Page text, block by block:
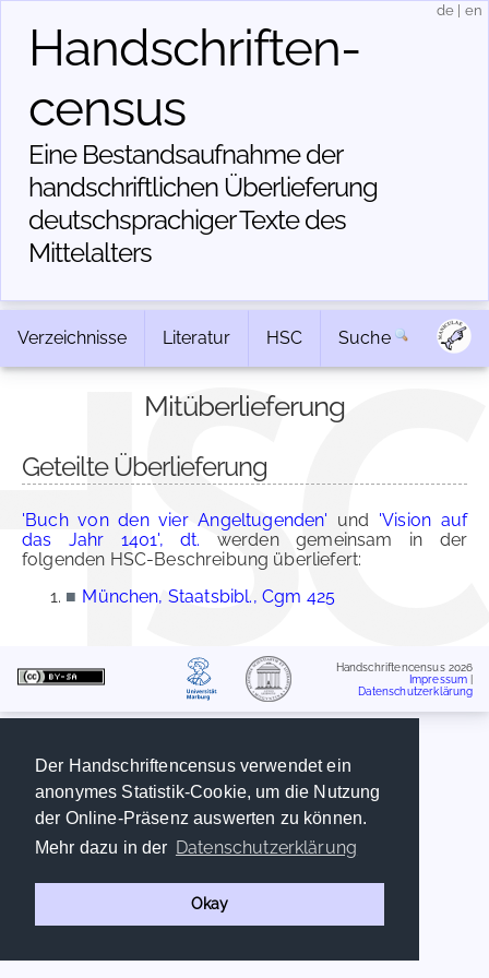
Der Handschriftencensus verwendet ein
anonymes Statistik-Cookie, um die Nutzung
der Online-Präsenz auswerten zu können.
Mehr dazu in der Datenschutzerklärung
Okay
Handschriften­
census
Eine Bestandsaufnahme der
handschriftlichen Über­lieferung
deutschsprachiger Texte des
Mittelalters
de en
Verzeichnisse Literatur HSC Suche
Mitüberlieferung
Geteilte Überlieferung
'Buch von den vier Angeltugenden' und 'Vision auf
das Jahr 1401', dt. werden gemeinsam in der
folgenden HSC-Beschreibung überliefert:
■ München, Staatsbibl., Cgm 425
Handschriftencensus 2026
Impressum
Datenschutzerklärung